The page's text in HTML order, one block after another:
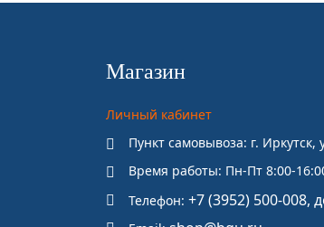
Магазин
Личный кабинет
Пункт самовывоза: г.
Время работы: Пн-Пт 8:00-
Телефон: +7 (3952) 500-008,